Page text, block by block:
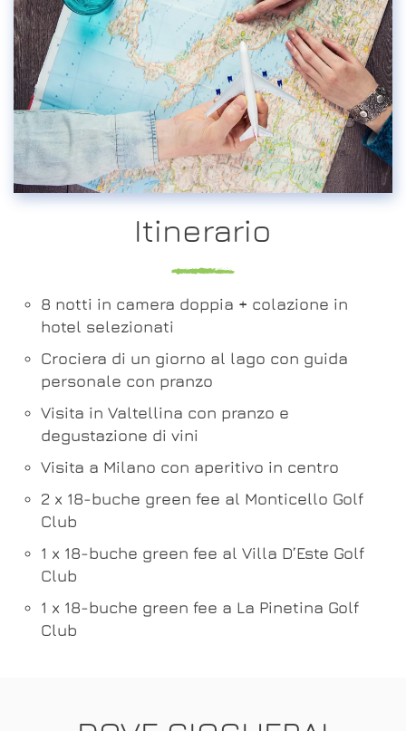
Itinerario
8 notti in camera doppia + colazione in
hotel selezionati
Crociera di un giorno al lago con guida
personale con pranzo
Visita in Valtellina con pranzo e
degustazione di vini
Visita a Milano con aperitivo in centro
2 x 18-buche green fee al Monticello Golf
Club
1 x 18-buche green fee al Villa D’Este Golf
Club
1 x 18-buche green fee a La Pinetina Golf
Club